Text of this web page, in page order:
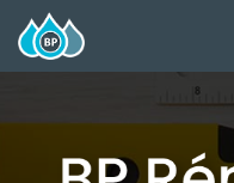
au
contenu
principal